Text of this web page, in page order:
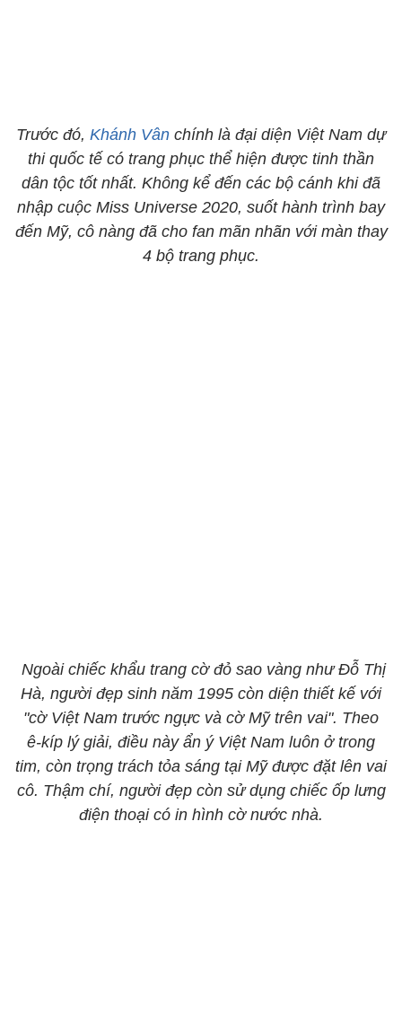
Trước đó, Khánh Vân chính là đại diện Việt Nam dự
thi quốc tế có trang phục thể hiện được tinh thần
dân tộc tốt nhất. Không kể đến các bộ cánh khi đã
nhập cuộc Miss Universe 2020, suốt hành trình bay
đến Mỹ, cô nàng đã cho fan mãn nhãn với màn thay
4 bộ trang phục.
Ngoài chiếc khẩu trang cờ đỏ sao vàng như Đỗ Thị
Hà, người đẹp sinh năm 1995 còn diện thiết kế với
"cờ Việt Nam trước ngực và cờ Mỹ trên vai". Theo
ê-kíp lý giải, điều này ẩn ý Việt Nam luôn ở trong
tim, còn trọng trách tỏa sáng tại Mỹ được đặt lên vai
cô. Thậm chí, người đẹp còn sử dụng chiếc ốp lưng
điện thoại có in hình cờ nước nhà.